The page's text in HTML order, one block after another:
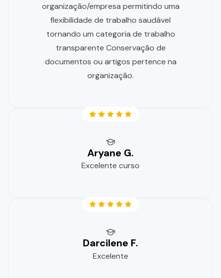
organização/empresa permitindo uma
flexibilidade de trabalho saudável
tornando um categoria de trabalho
transparente Conservação de
documentos ou artigos pertence na
organização.
Aryane G.
Excelente curso
Darcilene F.
Excelente